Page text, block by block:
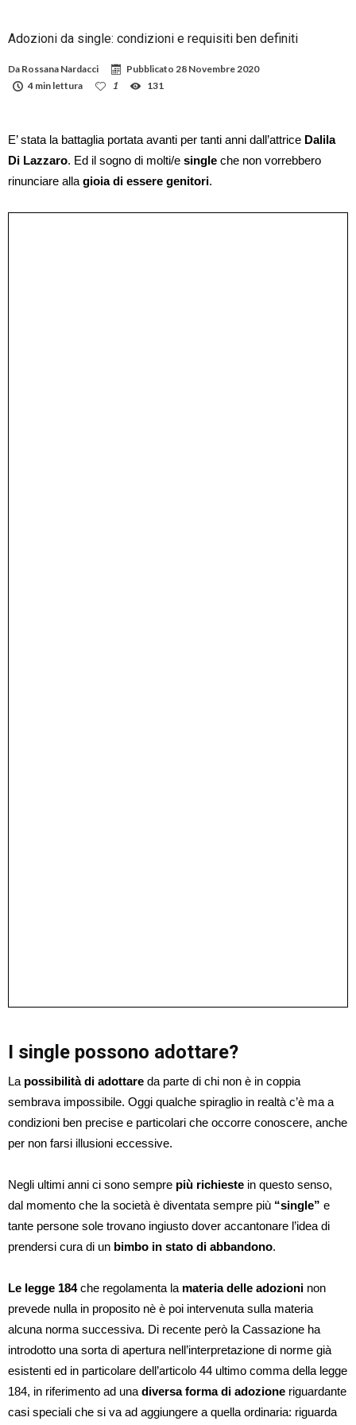
Adozioni da single: condizioni e requisiti ben definiti
Da Rossana Nardacci Pubblicato 28 Novembre 2020
4 min lettura
1 131
E’ stata la battaglia portata avanti per tanti anni dall’attrice Dalila
Di Lazzaro. Ed il sogno di molti/e single che non vorrebbero
rinunciare alla gioia di essere genitori.
I single possono adottare?
La possibilità di adottare da parte di chi non è in coppia
sembrava impossibile. Oggi qualche spiraglio in realtà c’è ma a
condizioni ben precise e particolari che occorre conoscere, anche
per non farsi illusioni eccessive.
Negli ultimi anni ci sono sempre più richieste in questo senso,
dal momento che la società è diventata sempre più “single” e
tante persone sole trovano ingiusto dover accantonare l’idea di
prendersi cura di un bimbo in stato di abbandono.
Le legge 184che regolamenta la materia delle adozioni non
prevede nulla in proposito nè è poi intervenuta sulla materia
alcuna norma successiva. Di recente però la Cassazione ha
introdotto una sorta di apertura nell’interpretazione di norme già
esistenti ed in particolare dell’articolo 44 ultimo comma della legge
184, in riferimento ad una diversa forma di adozione riguardante
casi speciali che si va ad aggiungere a quella ordinaria: riguarda